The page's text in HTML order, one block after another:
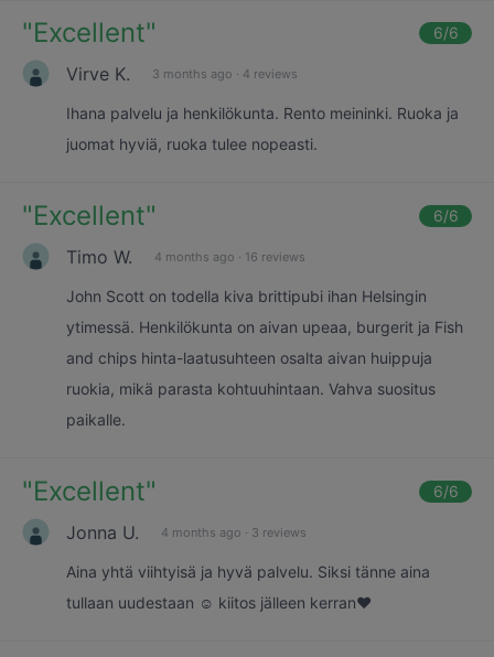
"Excellent" 6/6
Virve K. 3 months ago · 4 reviews
Ihana palvelu ja henkilökunta. Rento meininki. Ruoka ja
juomat hyviä, ruoka tulee nopeasti.
"Excellent" 6/6
Timo W. 4 months ago · 16 reviews
John Scott on todella kiva brittipubi ihan Helsingin
ytimessä. Henkilökunta on aivan upeaa, burgerit ja Fish
and chips hinta-laatusuhteen osalta aivan huippuja
ruokia, mikä parasta kohtuuhintaan. Vahva suositus
paikalle.
"Excellent" 6/6
Jonna U. 4 months ago · 3 reviews
Aina yhtä viihtyisä ja hyvä palvelu. Siksi tänne aina
tullaan uudestaan ☺️ kiitos jälleen kerran❤️